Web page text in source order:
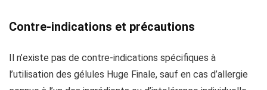
Contre-indications et précautions
Il n’existe pas de contre-indications spécifiques à
l’utilisation des gélules Huge Finale, sauf en cas d’allergie